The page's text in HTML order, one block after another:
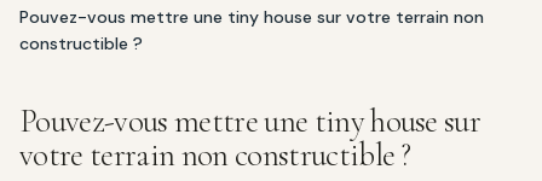
Pouvez-vous mettre une tiny house sur votre terrain non
constructible ?
Pouvez-vous mettre une tiny house sur
votre terrain non constructible ?